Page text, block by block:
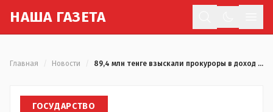
НАША ГАЗЕТА
Главная Новости 89,4 млн тенге взыскали прокуроры в доход государства в Костанайской области
ГОСУДАРСТВО